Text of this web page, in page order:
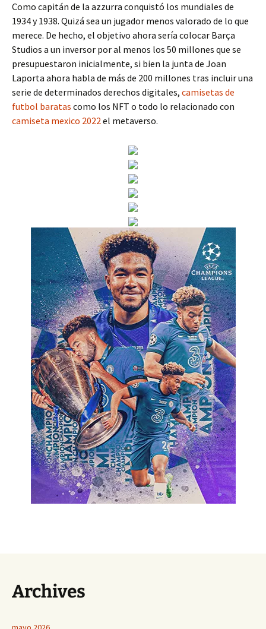
Como capitán de la azzurra conquistó los mundiales de
1934 y 1938. Quizá sea un jugador menos valorado de lo que
merece. De hecho, el objetivo ahora sería colocar Barça
Studios a un inversor por al menos los 50 millones que se
presupuestaron inicialmente, si bien la junta de Joan
Laporta ahora habla de más de 200 millones tras incluir una
serie de determinados derechos digitales, camisetas de
futbol baratas como los NFT o todo lo relacionado con
camiseta mexico 2022el metaverso.
Archives